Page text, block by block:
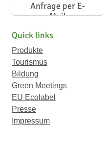
Anfrage per E-
Mail
Quick links
Produkte
Tourismus
Bildung
Green Meetings
EU Ecolabel
Presse
Impressum